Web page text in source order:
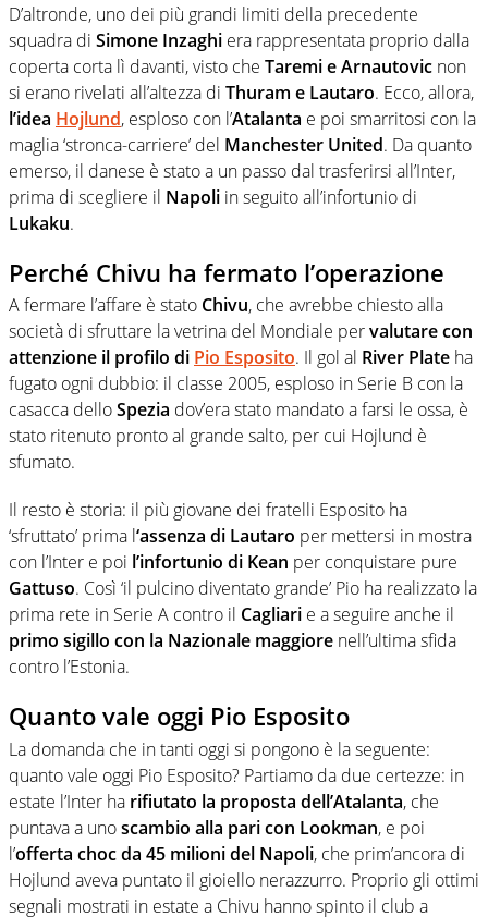
D’altronde, uno dei più grandi limiti della precedente
squadra di Simone Inzaghi era rappresentata proprio dalla
coperta corta lì davanti, visto che Taremi e Arnautovic non
si erano rivelati all’altezza di Thuram e Lautaro. Ecco, allora,
l’idea Hojlund, esploso con l’Atalanta e poi smarritosi con la
maglia ‘stronca-carriere’ del Manchester United. Da quanto
emerso, il danese è stato a un passo dal trasferirsi all’Inter,
prima di scegliere il Napoli in seguito all’infortunio di
Lukaku.
Perché Chivu ha fermato l’operazione
A fermare l’affare è stato Chivu, che avrebbe chiesto alla
società di sfruttare la vetrina del Mondiale pervalutare con
attenzione il profilo di Pio Esposito. Il gol al River Plate ha
fugato ogni dubbio: il classe 2005, esploso in Serie B con la
casacca delloSpezia dov’era stato mandato a farsi le ossa, è
stato ritenuto pronto al grande salto, per cui Hojlund è
sfumato.
Il resto è storia: il più giovane dei fratelli Esposito ha
‘sfruttato’ prima l‘assenza di Lautaro per mettersi in mostra
con l’Inter e poi l’infortunio di Kean per conquistare pure
Gattuso. Così ‘il pulcino diventato grande’ Pio ha realizzato la
prima rete in Serie A contro il Cagliari e a seguire anche il
primo sigillo con la Nazionale maggiore nell’ultima sfida
contro l’Estonia.
Quanto vale oggi Pio Esposito
La domanda che in tanti oggi si pongono è la seguente:
quanto vale oggi Pio Esposito? Partiamo da due certezze: in
estate l’Inter ha rifiutato la proposta dell’Atalanta, che
puntava a unoscambio alla pari con Lookman, e poi
l’offerta choc da 45 milioni del Napoli, che prim’ancora di
Hojlund aveva puntato il gioiello nerazzurro. Proprio gli ottimi
segnali mostrati in estate a Chivu hanno spinto il club a